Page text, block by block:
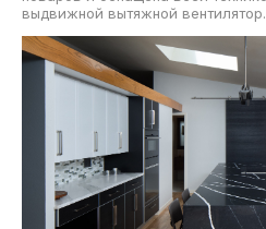
выдвижной вытяжной вентилятор.